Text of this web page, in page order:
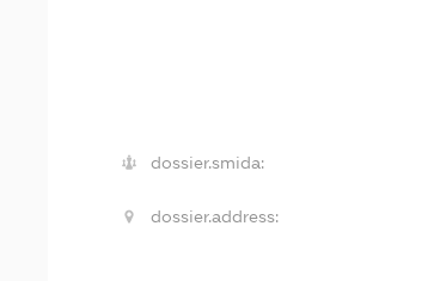
dossier.smida:
dossier.address: